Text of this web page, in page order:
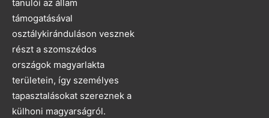
tanulói az állam
támogatásával
osztálykiránduláson vesznek
részt a szomszédos
országok magyarlakta
területein, így személyes
tapasztalásokat szereznek a
külhoni magyarságról.